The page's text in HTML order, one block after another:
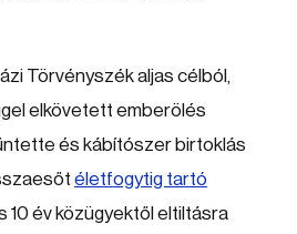
Törvényszék aljas célból,
elkövetett emberölés
és kábítószer birtoklás
életfogytig tartó
10 év közügyektől eltiltásra